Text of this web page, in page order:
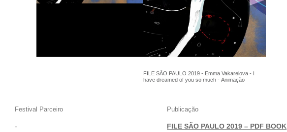
FILE SÃO PAULO 2019 - Emma Vakarelova - I
have dreamed of you so much - Animação
Festival Parceiro
-
Publicação
FILE SÃO PAULO 2019 – PDF BOOK